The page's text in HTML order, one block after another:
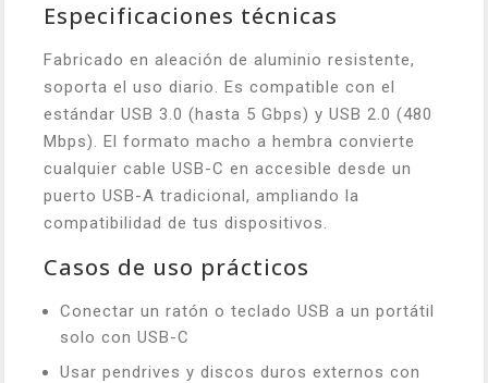
Especificaciones técnicas
Fabricado en aleación de aluminio resistente,
soporta el uso diario. Es compatible con el
estándar USB 3.0 (hasta 5 Gbps) y USB 2.0 (480
Mbps). El formato macho a hembra convierte
cualquier cable USB-C en accesible desde un
puerto USB-A tradicional, ampliando la
compatibilidad de tus dispositivos.
Casos de uso prácticos
Conectar un ratón o teclado USB a un portátil
solo con USB-C
Usar pendrives y discos duros externos con